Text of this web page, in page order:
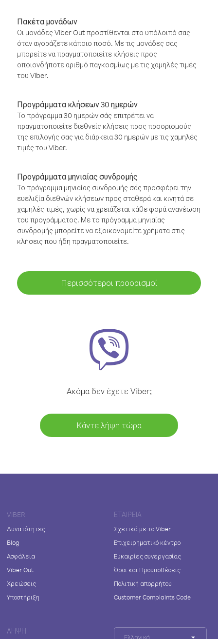
Πακέτα μονάδων
Οι μονάδες Viber Out προστίθενται στο υπόλοιπό σας
όταν αγοράζετε κάποιο ποσό. Με τις μονάδες σας
μπορείτε να πραγματοποιείτε κλήσεις προς
οποιονδήποτε αριθμό παγκοσμίως με τις χαμηλές τιμές
του Viber.
Προγράμματα κλήσεων 30 ημερών
Το πρόγραμμα 30 ημερών σάς επιτρέπει να
πραγματοποιείτε διεθνείς κλήσεις προς προορισμούς
της επιλογής σας για διάρκεια 30 ημερών με τις χαμηλές
τιμές του Viber.
Προγράμματα μηνιαίας συνδρομής
Το πρόγραμμα μηνιαίας συνδρομής σάς προσφέρει την
ευελιξία διεθνών κλήσεων προς σταθερά και κινητά σε
χαμηλές τιμές, χωρίς να χρειάζεται κάθε φορά ανανέωση
του προγράμματος. Με το πρόγραμμα μηνιαίας
συνδρομής μπορείτε να εξοικονομείτε χρήματα στις
κλήσεις που ήδη πραγματοποιείτε.
Περισσότεροι προορισμοί
Ακόμα δεν έχετε Viber;
Κάντε λήψη τώρα
VIBER
Δυνατότητες
Blog
Ασφάλεια
Viber Out
Χρεώσεις
Υποστήριξη
ΕΤΑΙΡΕΊΑ
Σχετικά με το Viber
Επιχειρηματικό κέντρο
Ευκαιρίες συνεργασίας
Όροι και Προϋποθέσεις
Πολιτική απορρήτου
Customer Complaints Code
ΛΉΨΗ
Ελληνικά